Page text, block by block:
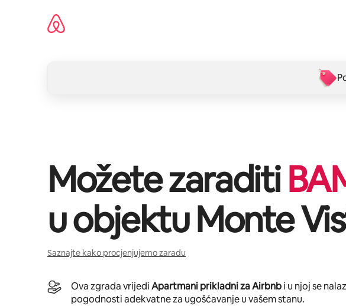
Možete zaraditi
u objektuMonte
Saznajte kako procjenjujemo zaradu
Ova zgrada vrijediApartmani prikladni za Airbnbi u njoj se
pogodnosti adekvatne za ugošćavanje u vašem stanu.